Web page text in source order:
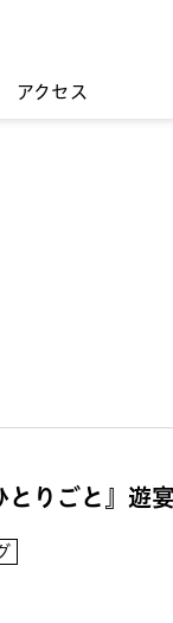
アクセス
りごと』遊